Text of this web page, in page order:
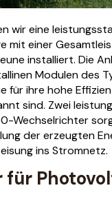
wir eine
mit einer
installiert. Die
Modulen des
für ihre hohe
sind. Zwei
Wechselrichter
der erzeugten
ins Stromnetz.
für